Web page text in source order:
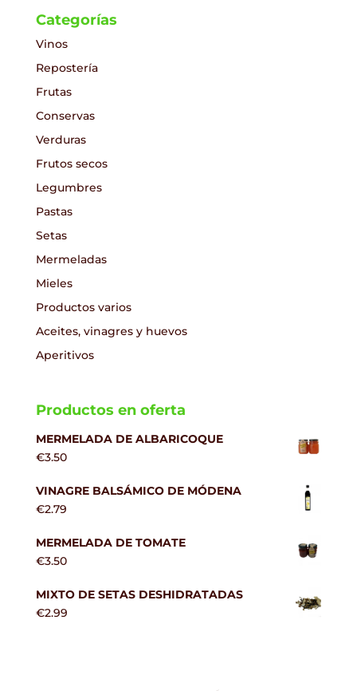
Categorías
Vinos
Repostería
Frutas
Conservas
Verduras
Frutos secos
Legumbres
Pastas
Setas
Mermeladas
Mieles
Productos varios
Aceites, vinagres y huevos
Aperitivos
Productos en oferta
MERMELADA DE ALBARICOQUE
€3.50
VINAGRE BALSÁMICO DE MÓDENA
€2.79
MERMELADA DE TOMATE
€3.50
MIXTO DE SETAS DESHIDRATADAS
€2.99